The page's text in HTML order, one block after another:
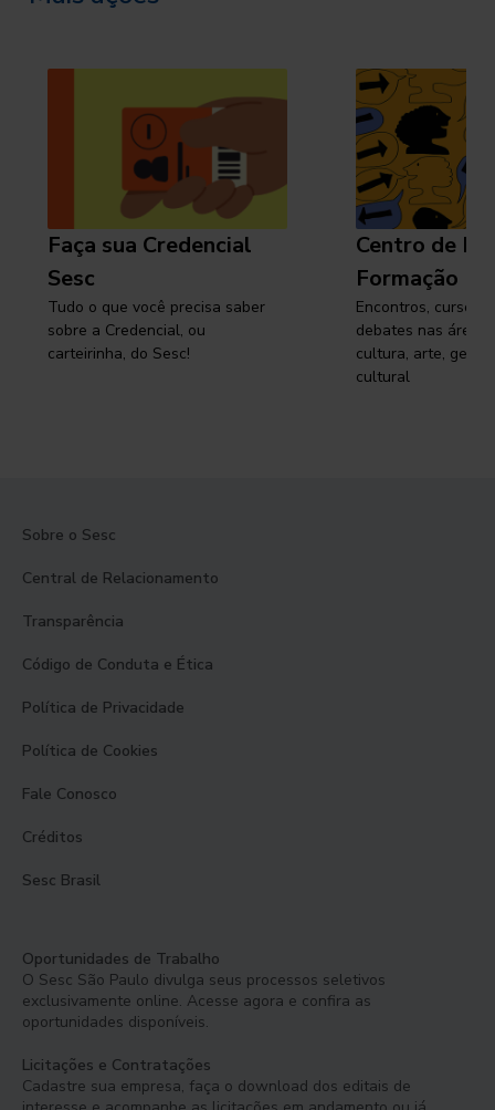
Faça sua Credencial
Sesc
Tudo o que você precisa saber
sobre a Credencial, ou
carteirinha, do Sesc!
Centro de
Formação
Encontros, cursos,
debates nas áreas
cultura, arte,
cultural
Sobre o Sesc
Central de Relacionamento
Transparência
Código de Conduta e Ética
Política de Privacidade
Política de Cookies
Fale Conosco
Créditos
Sesc Brasil
Oportunidades de Trabalho
O Sesc São Paulo divulga seus processos seletivos
exclusivamente online. Acesse agora e confira as
oportunidades disponíveis.
Licitações e Contratações
Cadastre sua empresa, faça o download dos editais de